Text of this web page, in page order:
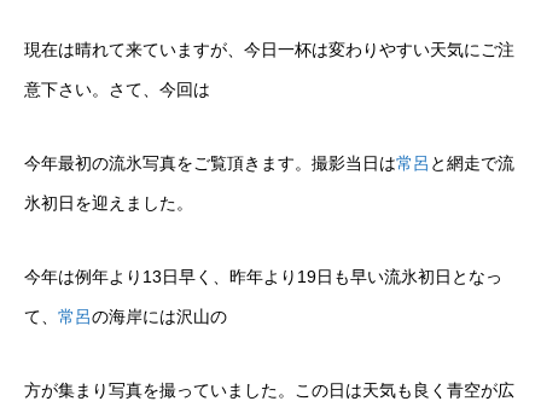
現在は晴れて来ていますが、今日一杯は変わりやすい天気にご注
意下さい。さて、今回は
今年最初の流氷写真をご覧頂きます。撮影当日は常呂 と網走で流
氷初日を迎えました。
今年は例年より13日早く、昨年より19日も早い流氷初日となっ
て、 常呂の海岸には沢山の
方が集まり写真を撮っていました。この日は天気も良く青空が広